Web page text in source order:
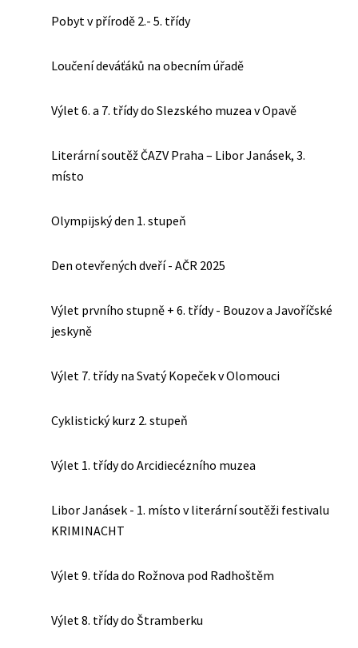
Pobyt v přírodě 2.- 5. třídy
Loučení deváťáků na obecním úřadě
Výlet 6. a 7. třídy do Slezského muzea v Opavě
Literární soutěž ČAZV Praha – Libor Janásek, 3.
místo
Olympijský den 1. stupeň
Den otevřených dveří - AČR 2025
Výlet prvního stupně + 6. třídy - Bouzov a Javoříčské
jeskyně
Výlet 7. třídy na Svatý Kopeček v Olomouci
Cyklistický kurz 2. stupeň
Výlet 1. třídy do Arcidiecézního muzea
Libor Janásek - 1. místo v literární soutěži festivalu
KRIMINACHT
Výlet 9. třída do Rožnova pod Radhoštěm
Výlet 8. třídy do Štramberku